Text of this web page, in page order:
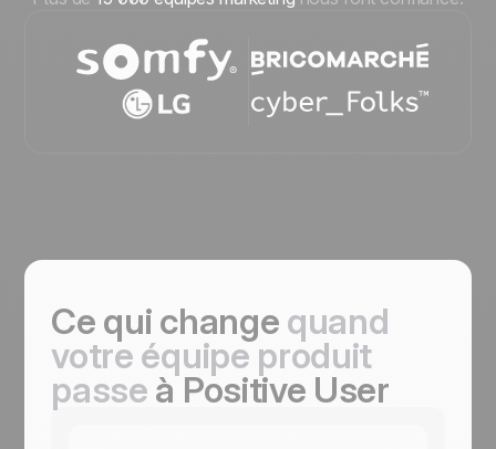
Ce qui change quand
votre équipe produit
passe à Positive User